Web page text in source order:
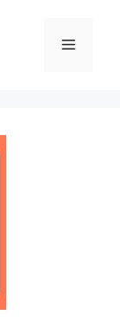
메